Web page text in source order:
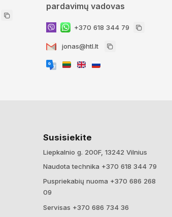
pardavimų vadovas
+370 618 344 79
jonas@htl.lt
Susisiekite
Liepkalnio g. 200F, 13242 Vilnius
Naudota technika +370 618 344 79
Puspriekabių nuoma +370 686 268
09
Servisas +370 686 734 36